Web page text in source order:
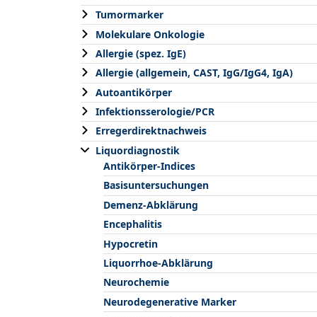
Tumormarker
Molekulare Onkologie
Allergie (spez. IgE)
Allergie (allgemein, CAST, IgG/IgG4, IgA)
Autoantikörper
Infektionsserologie/PCR
Erregerdirektnachweis
Liquordiagnostik
Antikörper-Indices
Basisuntersuchungen
Demenz-Abklärung
Encephalitis
Hypocretin
Liquorrhoe-Abklärung
Neurochemie
Neurodegenerative Marker